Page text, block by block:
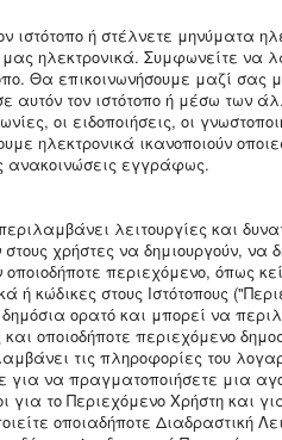
ιστότοπο ή στέλνετε μηνύματα
ηλεκτρονικά. Συμφωνείτε να
Θα επικοινωνήσουμε μαζί σας
αυτόν τον ιστότοπο ή μέσω των
οι ειδοποιήσεις, οι
ηλεκτρονικά ικανοποιούν
ανακοινώσεις εγγράφως.
λειτουργίες και
χρήστες να δημιουργούν, να
περιεχόμενο, όπως
ή κώδικες στους Ιστότοπους
ορατό και μπορεί να
οποιοδήποτε περιεχόμενο
τις πληροφορίες του
για να πραγματοποιήσετε μια
για το Περιεχόμενο Χρήστη και
οποιαδήποτε Διαδραστική